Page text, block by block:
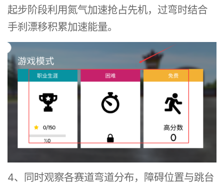
起步阶段利用氮气加速抢占先机，过弯时结合
手刹漂移积累加速能量。
4、同时观察各赛道弯道分布，障碍位置与跳台